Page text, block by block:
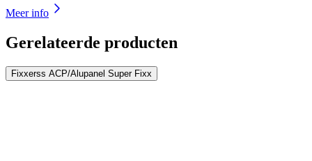
Meer info
Gerelateerde producten
Fixxerss ACP/Alupanel Super Fixx